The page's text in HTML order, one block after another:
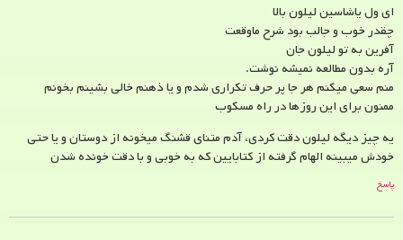
ای ول یاشاسین لیلون بالا
چقدر خوب و جالب بود شرح ماوقعت
آفرین به تو لیلون جان
آره بدون مطالعه نمیشه نوشت.
منم سعی میکنم هر جا پر حرف تکراری شدم و یا ذهنم خالی بشینم بخونم
ممنون برای این روزها در راه مسکوب
یه چیز دیگه لیلون دقت کردی، آدم متنای قشنگ میخونه از دوستان و یا حتی
خودش میبینه الهام گرفته از کتابایین که به خوبی و با دقت خونده شدن
پاسخ